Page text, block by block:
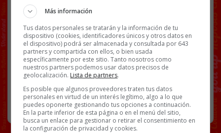
Facebook
Twitter
WhatsApp
Gmail
Link
EMBARAZO NIÑOS VÍDEOS
50 COMENTARIOS
RANDOM 6 FEBRERO, 2026
Más información
Tus datos personales se tratarán y la información de tu
dispositivo (cookies, identificadores únicos y otros datos en
el dispositivo) podrá ser almacenada y consultada por 643
partners y compartida con ellos, o bien usada
específicamente por este sitio. Tanto nosotros como
nuestros partners podemos usar datos precisos de
geolocalización. Lista de partners.
Es posible que algunos proveedores traten tus datos
personales en virtud de un interés legítimo, algo a lo que
puedes oponerte gestionando tus opciones a continuación.
En la parte inferior de esta página o en el menú del sitio,
busca un enlace para gestionar o retirar el consentimiento en
la configuración de privacidad y cookies.